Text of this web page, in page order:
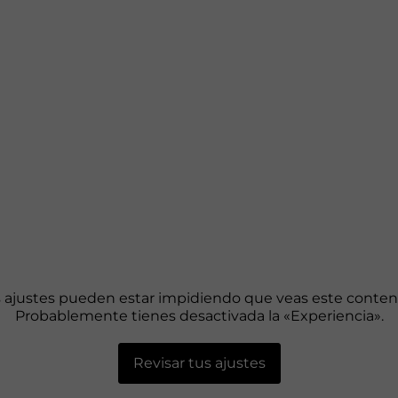
ajustes pueden estar impidiendo que veas este
Probablemente tienes desactivada la «Experiencia».
Revisar tus ajustes